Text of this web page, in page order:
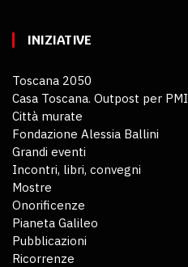
INIZIATIVE
Toscana 2050
Casa Toscana. Outpost per PMI
Città murate
Fondazione Alessia Ballini
Grandi eventi
Incontri, libri, convegni
Mostre
Onorificenze
Pianeta Galileo
Pubblicazioni
Ricorrenze